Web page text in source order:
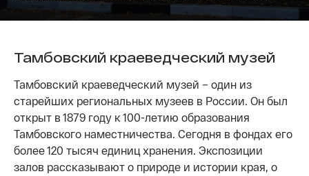
Тамбовский краеведческий музей
Тамбовский краеведческий музей – один из
старейших региональных музеев в России. Он был
открыт в 1879 году к 100-летию образования
Тамбовского наместничества. Сегодня в фондах его
более 120 тысяч единиц хранения. Экспозиции
залов рассказывают о природе и истории края, о